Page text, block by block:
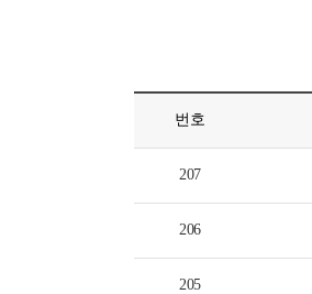
번호
207
206
205